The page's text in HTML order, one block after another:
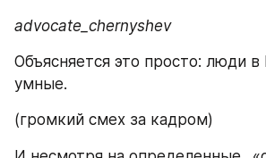
advocate_chernyshev
Объясняется это просто: люди
умные.
(громкий смех за кадром)